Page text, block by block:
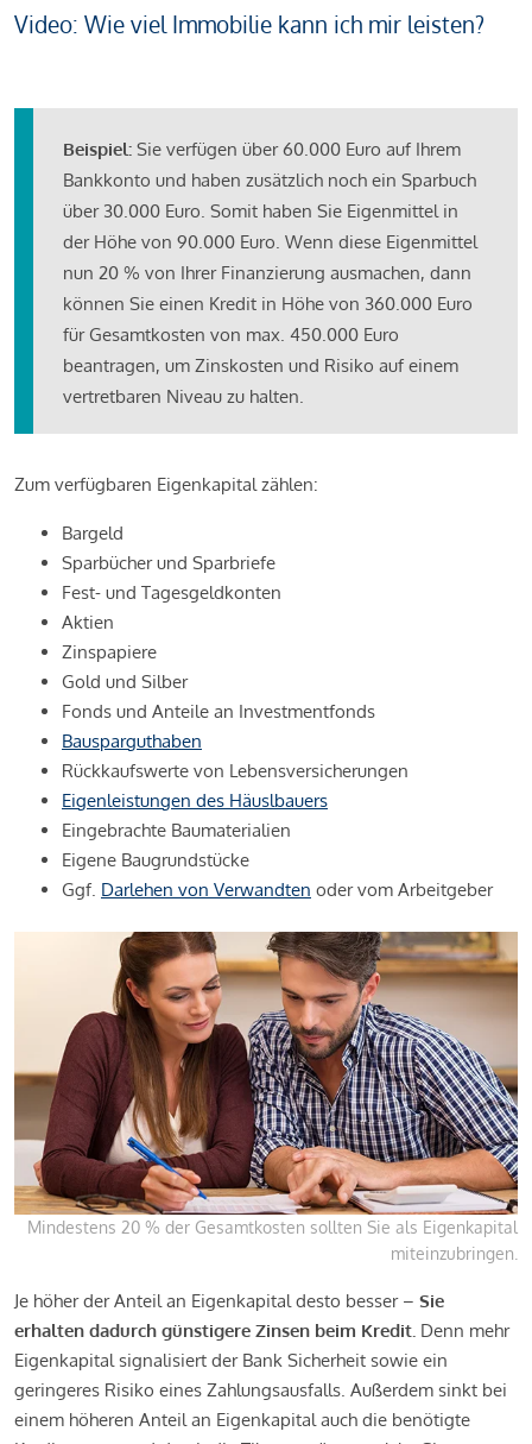
Video: Wie viel Immobilie kann ich mir leisten?
Beispiel: Sie verfügen über 60.000 Euro auf Ihrem
Bankkonto und haben zusätzlich noch ein Sparbuch
über 30.000 Euro. Somit haben Sie Eigenmittel in
der Höhe von 90.000 Euro. Wenn diese Eigenmittel
nun 20 % von Ihrer Finanzierung ausmachen, dann
können Sie einen Kredit in Höhe von 360.000 Euro
für Gesamtkosten von max. 450.000 Euro
beantragen, um Zinskosten und Risiko auf einem
vertretbaren Niveau zu halten.
Zum verfügbaren Eigenkapital zählen:
Bargeld
Sparbücher und Sparbriefe
Fest- und Tagesgeldkonten
Aktien
Zinspapiere
Gold und Silber
Fonds und Anteile an Investmentfonds
Bausparguthaben
Rückkaufswerte von Lebensversicherungen
Eigenleistungen des Häuslbauers
Eingebrachte Baumaterialien
Eigene Baugrundstücke
Ggf. Darlehen von Verwandten oder vom Arbeitgeber
Mindestens 20 % der Gesamtkosten sollten Sie als Eigenkapital
miteinzubringen.
Je höher der Anteil an Eigenkapital desto besser – Sie
erhalten dadurch günstigere Zinsen beim Kredit. Denn mehr
Eigenkapital signalisiert der Bank Sicherheit sowie ein
geringeres Risiko eines Zahlungsausfalls. Außerdem sinkt bei
einem höheren Anteil an Eigenkapital auch die benötigte